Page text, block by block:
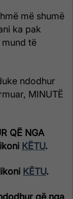
më shumë
ka pak
të
ndodhur
MINUTË
QË NGA
KËTU.
KËTU.
që nga